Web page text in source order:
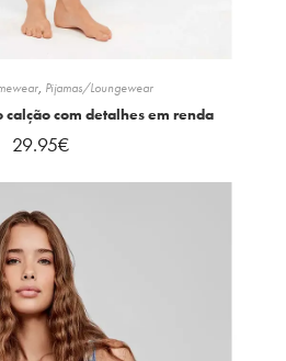
, Pijamas/Loungewear
com detalhes em renda
29.95€